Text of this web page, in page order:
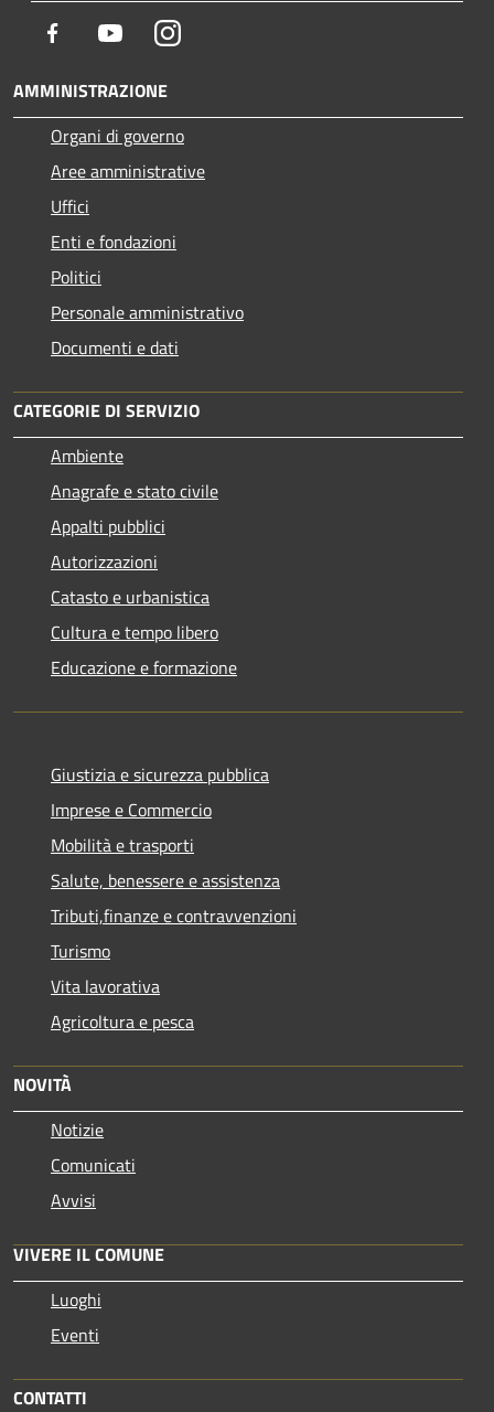
Facebook YoutubeInstagram
AMMINISTRAZIONE
Organi di governo
Aree amministrative
Uffici
Enti e fondazioni
Politici
Personale amministrativo
Documenti e dati
CATEGORIE DI SERVIZIO
Ambiente
Anagrafe e stato civile
Appalti pubblici
Autorizzazioni
Catasto e urbanistica
Cultura e tempo libero
Educazione e formazione
Giustizia e sicurezza pubblica
Imprese e Commercio
Mobilità e trasporti
Salute, benessere e assistenza
Tributi,finanze e contravvenzioni
Turismo
Vita lavorativa
Agricoltura e pesca
NOVITÀ
Notizie
Comunicati
Avvisi
VIVERE IL COMUNE
Luoghi
Eventi
CONTATTI